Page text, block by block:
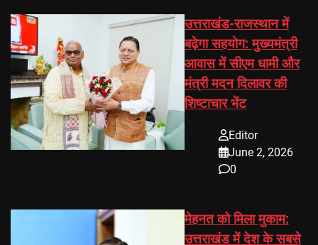
उत्तराखंड-राजस्थान में
बढ़ेगा सहयोग: मुख्यमंत्री
आवास में सीएम धामी और
मंत्री मदन दिलावर की
शिष्टाचार भेंट
Editor
June 2, 2026
0
मेहनत को मिला मुकाम:
उत्तराखंड में देश के सबसे